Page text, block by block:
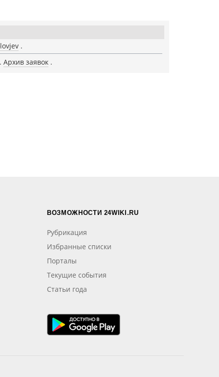
Архив заявок
ВОЗМОЖНОСТИ 24WIKI.RU
Рубрикация
Избранные списки
Порталы
Текущие события
Статьи года